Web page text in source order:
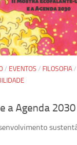
/ EVENTOS / FILOSOFIA/
a Agenda 2030